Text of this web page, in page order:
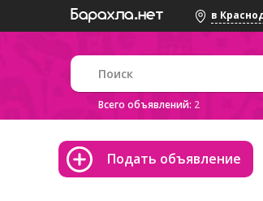
в
Всего объявлений: 2
Подать объявление